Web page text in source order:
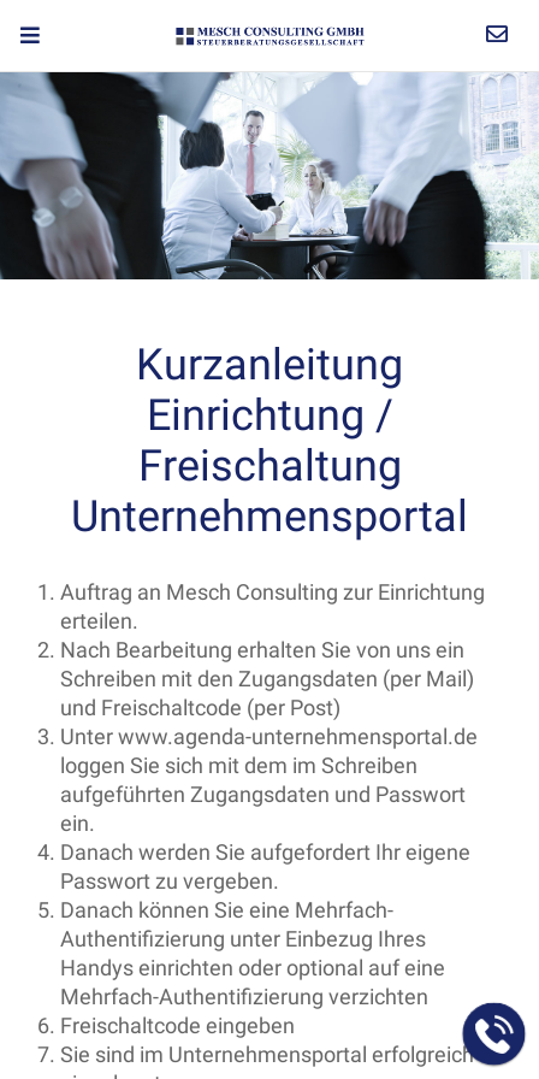
Kurzanleitung
Einrichtung /
Freischaltung
Unternehmensportal
Auftrag an Mesch Consulting zur Einrichtung
erteilen.
Nach Bearbeitung erhalten Sie von uns ein
Schreiben mit den Zugangsdaten (per Mail)
und Freischaltcode (per Post)
Unter www.agenda-unternehmensportal.de
loggen Sie sich mit dem im Schreiben
aufgeführten Zugangsdaten und Passwort
ein.
Danach werden Sie aufgefordert Ihr eigene
Passwort zu vergeben.
Danach können Sie eine Mehrfach-
Authentifizierung unter Einbezug Ihres
Handys einrichten oder optional auf eine
Mehrfach-Authentifizierung verzichten
Freischaltcode eingeben
Sie sind im Unternehmensportal erfolgreich